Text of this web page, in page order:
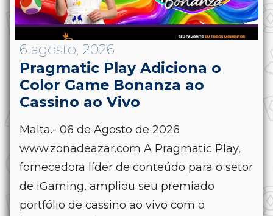
6 agosto, 2026
Pragmatic Play Adiciona o
Color Game Bonanza ao
Cassino ao Vivo
Malta.- 06 de Agosto de 2026
www.zonadeazar.com A Pragmatic Play,
fornecedora líder de conteúdo para o setor
de iGaming, ampliou seu premiado
portfólio de cassino ao vivo com o